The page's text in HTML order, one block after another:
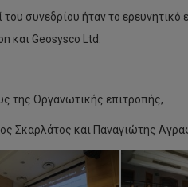
του συνεδρίου ήταν το ερευνητικό
και Geosysco Ltd.
της Οργανωτικής επιτροπής,
Σκαρλάτος και Παναγιώτης